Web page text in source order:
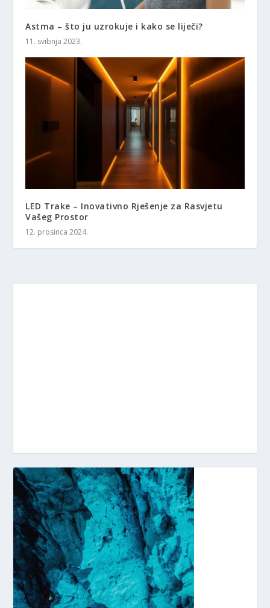
Astma – što ju uzrokuje i kako se liječi?
11. svibnja 2023.
LED Trake – Inovativno Rješenje za Rasvjetu
Vašeg Prostor
12. prosinca 2024.